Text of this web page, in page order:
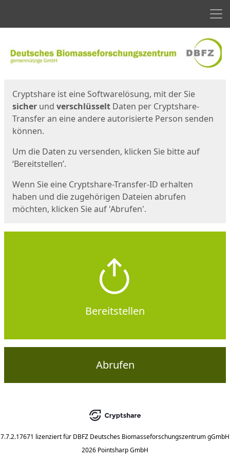
Cryptshare ist eine Softwarelösung, mit der Sie
sicher und verschlüsselt Daten per Cryptshare-
Transfer an eine andere autorisierte Person senden
können.
Um die Daten zu versenden, klicken Sie bitte auf
‘Bereitstellen’.
Wenn Sie eine Cryptshare-Transfer-ID erhalten
haben und die zugehörigen Dateien abrufen
möchten, klicken Sie auf 'Abrufen'.
Bereitstellen
Abrufen
7.7.2.17671 lizenziert für DBFZ Deutsches Biomasseforschungszentrum gGmbH
2026 Pointsharp GmbH